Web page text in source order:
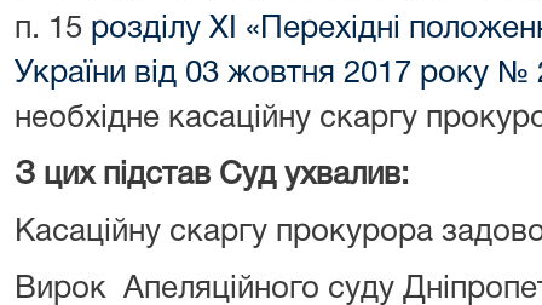
п. 15 розділу ХІ «Перехідні
України від 03 жовтня 2017 року №
необхідне касаційну скаргу
З цих підстав Суд ухвалив:
Касаційну скаргу прокурора
Вирок Апеляційного суду